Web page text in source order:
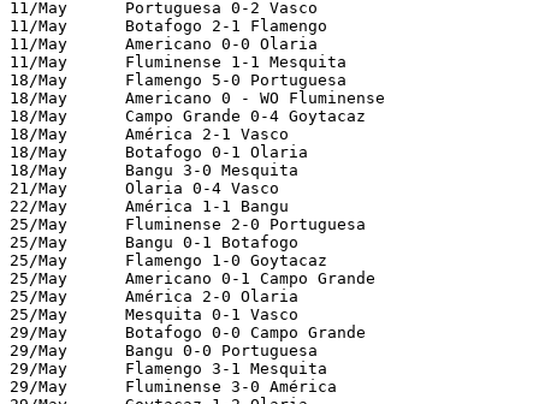
11/May      Portuguesa 0-2 Vasco
11/May      Botafogo 2-1 Flamengo
11/May      Americano 0-0 Olaria
11/May      Fluminense 1-1 Mesquita
18/May      Flamengo 5-0 Portuguesa
18/May      Americano 0 - WO Fluminense
18/May      Campo Grande 0-4 Goytacaz
18/May      América 2-1 Vasco
18/May      Botafogo 0-1 Olaria
18/May      Bangu 3-0 Mesquita
21/May      Olaria 0-4 Vasco
22/May      América 1-1 Bangu
25/May      Fluminense 2-0 Portuguesa
25/May      Bangu 0-1 Botafogo
25/May      Flamengo 1-0 Goytacaz
25/May      Americano 0-1 Campo Grande
25/May      América 2-0 Olaria
25/May      Mesquita 0-1 Vasco
29/May      Botafogo 0-0 Campo Grande
29/May      Bangu 0-0 Portuguesa
29/May      Flamengo 3-1 Mesquita
29/May      Fluminense 3-0 América